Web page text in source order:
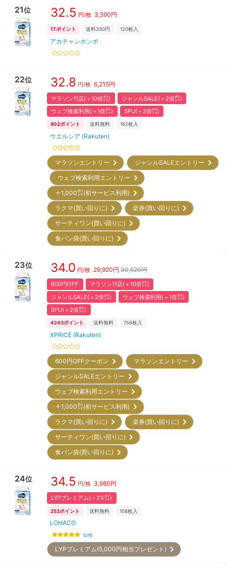
21位 32.5 円/枚 3,590円
17ポイント 送料330円 120枚入
アカチャンホンポ
22位 32.8 円/枚 6,215円
マラソン11店(＋10倍㌽)
ジャンルSALE(＋2倍㌽)
ウェブ検索利用(＋1倍㌽)
SPU(＋2倍㌽)
902ポイント 送料無料 162枚入
ウエルシア (Rakuten)
マラソンエントリー
ジャンルSALEエントリー
ウェブ検索利用エントリー
＋1,000㌽(初サービス利用)
ラクマ(買い回りに)
楽券(買い回りに)
サーティワン(買い回りに)
食パン袋(買い回りに)
23位 34.0 円/枚 29,920円 30,520円
600円OFF
マラソン11店(＋10倍㌽)
ジャンルSALE(＋2倍㌽)
ウェブ検索利用(＋1倍㌽)
SPU(＋2倍㌽)
4243ポイント 送料無料 756枚入
XPRICE (Rakuten)
600円OFFクーポン
マラソンエントリー
ジャンルSALEエントリー
ウェブ検索利用エントリー
＋1,000㌽(初サービス利用)
ラクマ(買い回りに)
楽券(買い回りに)
サーティワン(買い回りに)
食パン袋(買い回りに)
24位 34.5 円/枚 3,980円
LYPプレミアム(＋2%㌽)
253ポイント 送料無料 108枚入
LOHACO
10件
LYPプレミアム(5,000円相当プレゼント)